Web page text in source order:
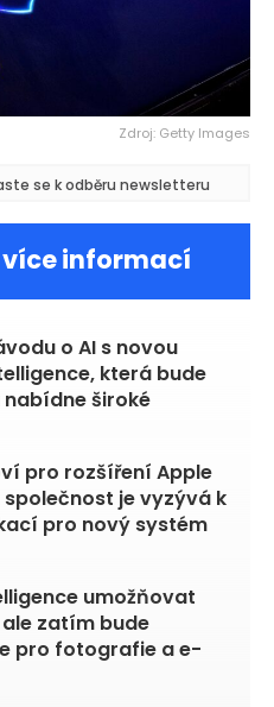
Zdroj: Getty Images
se k odběru newsletteru
více informací
o AI s novou
která bude
nabídne široké
pro rozšíření Apple
je vyzývá k
pro nový systém
umožňovat
zatím bude
pro fotografie a e-